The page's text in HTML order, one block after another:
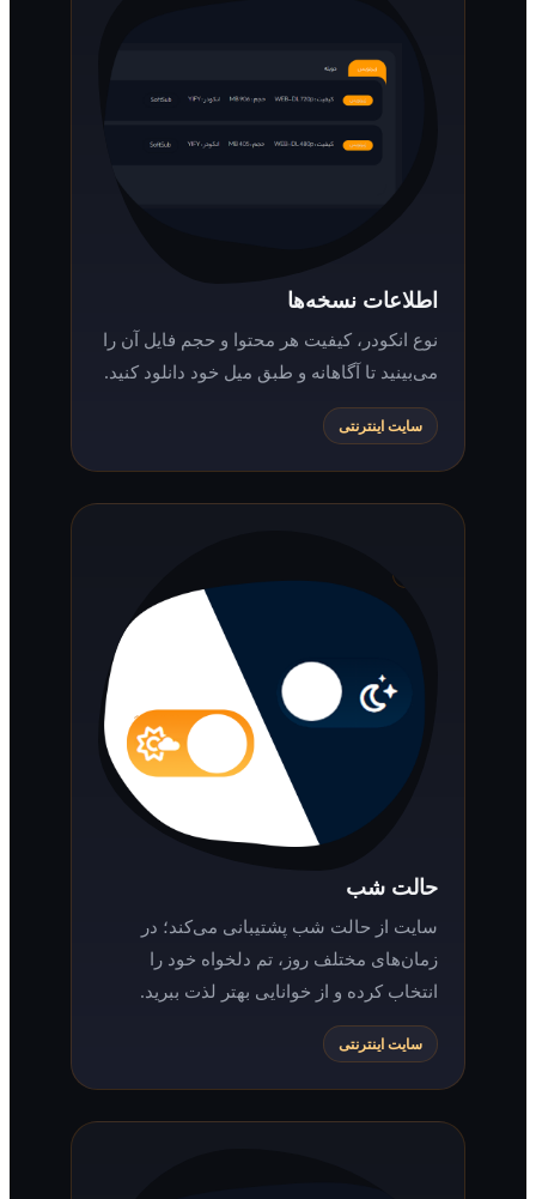
اطلاعات نسخه‌ها
نوع انکودر، کیفیت هر محتوا و حجم فایل آن را
می‌بینید تا آگاهانه و طبق میل خود دانلود کنید.
سایت اینترنتی
حالت شب
سایت از حالت شب پشتیبانی می‌کند؛ در
زمان‌های مختلف روز، تم دلخواه خود را
انتخاب کرده و از خوانایی بهتر لذت ببرید.
سایت اینترنتی